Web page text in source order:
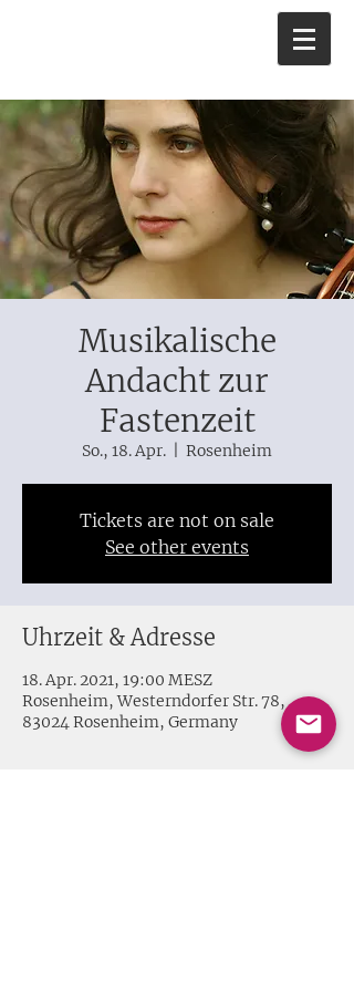
Musikalische
Andacht zur
Fastenzeit
So., 18. Apr. Rosenheim
Tickets are not on sale
See other events
Uhrzeit & Adresse
18. Apr. 2021, 19:00 MESZ
Rosenheim, Westerndorfer Str. 78,
83024 Rosenheim, Germany